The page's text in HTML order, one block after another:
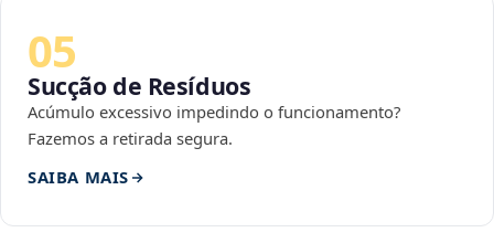
05
Sucção de Resíduos
Acúmulo excessivo impedindo o funcionamento?
Fazemos a retirada segura.
SAIBA MAIS